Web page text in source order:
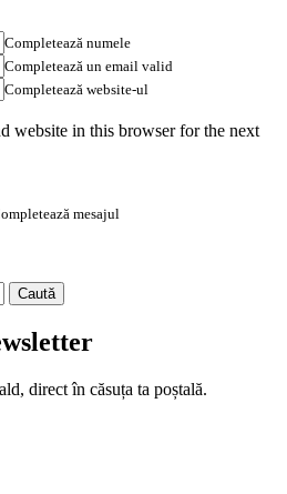
Completează numele
Completează un email valid
Completează website-ul
website in this browser for the next
mesajul
direct în căsuța ta poștală.